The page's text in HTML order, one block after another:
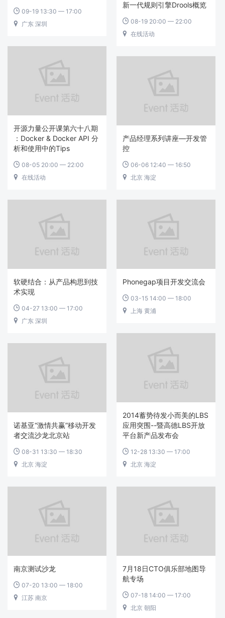
 09-19 13:30 — 17:00
 广东 深圳
新一代规则引擎Drools概览
 08-19 20:00 — 22:00
 在线活动
开源力量公开课第六十八期
：Docker & Docker API 分
析和使用中的Tips
 08-05 20:00 — 22:00
 在线活动
产品经理系列讲座—开发管
控
 06-06 12:40 — 16:50
 北京 海淀
软硬结合：从产品构思到技
术实现
 04-27 13:00 — 17:00
 广东 深圳
Phonegap项目开发交流会
 03-15 14:00 — 18:00
 上海 黄浦
2014蓄势待发小而美的LBS
应用突围--暨高德LBS开放
平台新产品发布会
 12-28 13:30 — 17:00
 北京 海淀
诺基亚“激情共赢”移动开发
者交流沙龙北京站
 08-31 13:30 — 18:30
 北京 海淀
南京测试沙龙
 07-20 13:00 — 18:00
 江苏 南京
7月18日CTO俱乐部地图导
航专场
 07-18 14:00 — 17:00
 北京 朝阳